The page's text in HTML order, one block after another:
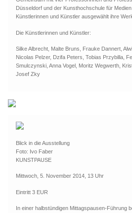
Düsseldorf und der Kunsthochschule für
Künstlerinnen und Künstler ausgewählt ihre
Die Künstlerinnen und Künstler:
Silke Albrecht, Malte Bruns, Frauke Dannert,
Nicolas Pelzer, Dzifa Peters, Tobias Przybilla,
Smulczynski, Anna Vogel, Moritz Wegwerth,
Josef Zky
Blick in die Ausstellung
Foto: Ivo Faber
KUNSTPAUSE
Mittwoch, 5. November 2014, 13 Uhr
Eintritt 3 EUR
In einer halbstündigen Mittagspausen-Führung